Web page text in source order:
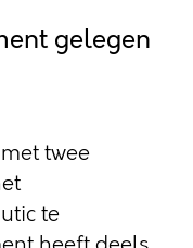
gelegen
twee
te